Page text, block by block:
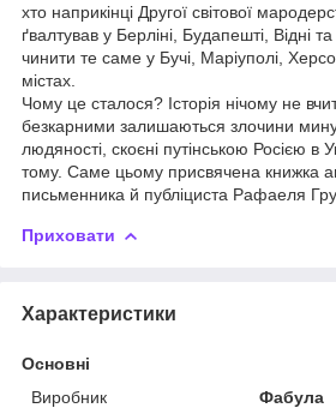
хто наприкінці Другої світової
ґвалтував у Берліні, Будапешті, Відні
чинити те саме у Бучі, Маріуполі,
містах.
Чому це сталося? Історія нічому не
безкарними залишаються злочини
людяності, скоєні путінською Росією в
тому. Саме цьому присвячена книжка
письменника й публіциста Рафаеля
Приховати
Характеристики
Основні
Виробник
Фабула